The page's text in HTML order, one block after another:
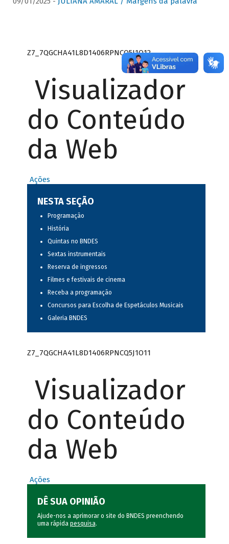
Z7_7QGCHA41L8D1406RPNCQ5J1O12
Visualizador
do Conteúdo
da Web
Ações
NESTA SEÇÃO
Programação
História
Quintas no BNDES
Sextas instrumentais
Reserva de ingressos
Filmes e festivais de cinema
Receba a programação
Concursos para Escolha de Espetáculos Musicais
Galeria BNDES
Z7_7QGCHA41L8D1406RPNCQ5J1O11
Visualizador
do Conteúdo
da Web
Ações
DÊ SUA OPINIÃO
Ajude-nos a aprimorar o site do BNDES preenchendo
uma rápida pesquisa.